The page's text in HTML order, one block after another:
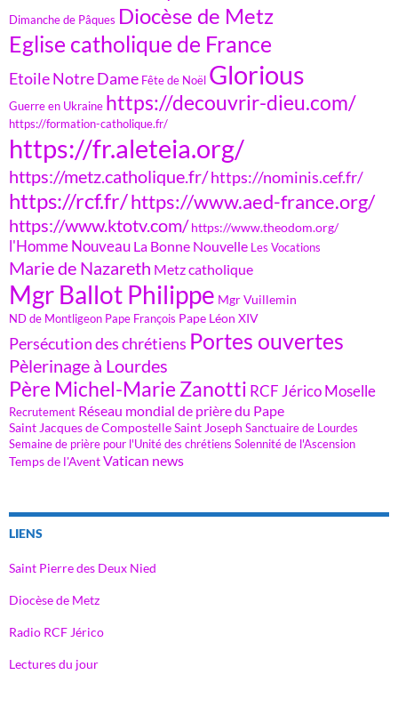
Dimanche de Pâques Diocèse de Metz
Eglise catholique de France
Etoile Notre Dame Fête de Noël Glorious
Guerre en Ukraine https://decouvrir-dieu.com/
https://formation-catholique.fr/
https://fr.aleteia.org/
https://metz.catholique.fr/https://nominis.cef.fr/
https://rcf.fr/https://www.aed-france.org/
https://www.ktotv.com/ https://www.theodom.org/
l'Homme Nouveau La Bonne Nouvelle Les Vocations
Marie de Nazareth Metz catholique
Mgr Ballot Philippe Mgr Vuillemin
ND de Montligeon Pape François Pape Léon XIV
Persécution des chrétiens Portes ouvertes
Pèlerinage à Lourdes
Père Michel-Marie Zanotti RCF Jérico Moselle
Recrutement Réseau mondial de prière du Pape
Saint Jacques de CompostelleSaint Joseph Sanctuaire de Lourdes
Semaine de prière pour l'Unité des chrétiens Solennité de l'Ascension
Temps de l'AventVatican news
LIENS
Saint Pierre des Deux Nied
Diocèse de Metz
Radio RCF Jérico
Lectures du jour